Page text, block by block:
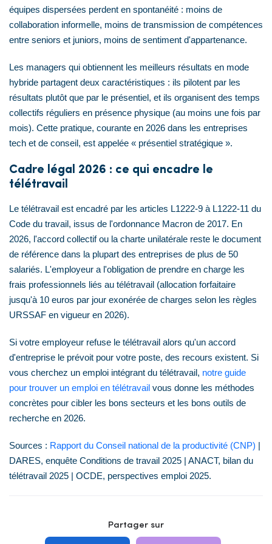
équipes dispersées perdent en spontanéité : moins de
collaboration informelle, moins de transmission de compétences
entre seniors et juniors, moins de sentiment d'appartenance.
Les managers qui obtiennent les meilleurs résultats en mode
hybride partagent deux caractéristiques : ils pilotent par les
résultats plutôt que par le présentiel, et ils organisent des temps
collectifs réguliers en présence physique (au moins une fois par
mois). Cette pratique, courante en 2026 dans les entreprises
tech et de conseil, est appelée « présentiel stratégique ».
Cadre légal 2026 : ce qui encadre le
télétravail
Le télétravail est encadré par les articles L1222-9 à L1222-11 du
Code du travail, issus de l'ordonnance Macron de 2017. En
2026, l'accord collectif ou la charte unilatérale reste le document
de référence dans la plupart des entreprises de plus de 50
salariés. L'employeur a l'obligation de prendre en charge les
frais professionnels liés au télétravail (allocation forfaitaire
jusqu'à 10 euros par jour exonérée de charges selon les règles
URSSAF en vigueur en 2026).
Si votre employeur refuse le télétravail alors qu'un accord
d'entreprise le prévoit pour votre poste, des recours existent. Si
vous cherchez un emploi intégrant du télétravail, notre guide
pour trouver un emploi en télétravail vous donne les méthodes
concrètes pour cibler les bons secteurs et les bons outils de
recherche en 2026.
Sources : Rapport du Conseil national de la productivité (CNP) |
DARES, enquête Conditions de travail 2025 | ANACT, bilan du
télétravail 2025 | OCDE, perspectives emploi 2025.
Partager sur